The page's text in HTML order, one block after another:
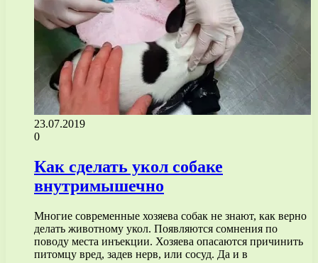
23.07.2019
0
Как сделать укол собаке
внутримышечно
Многие современные хозяева собак не знают, как верно
делать животному укол. Появляются сомнения по
поводу места инъекции. Хозяева опасаются причинить
питомцу вред, задев нерв, или сосуд. Да и в